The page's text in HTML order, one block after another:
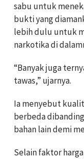
sabu untuk
bukti yang
lebih dulu untuk
narkotika di
“Banyak juga
tawas,” ujarnya.
Ia menyebut
berbeda
bahan lain demi
Selain faktor